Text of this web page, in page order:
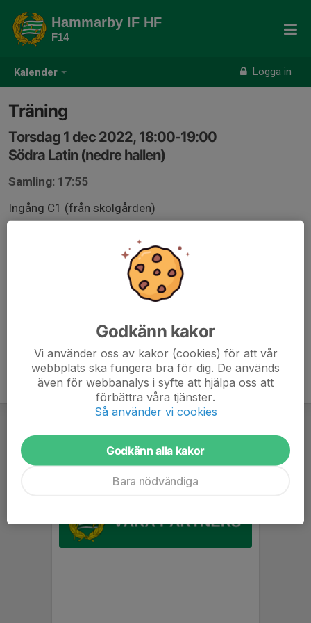
Kalender Logga in
Hammarby IF HF
F14
Träning
Torsdag 1 dec 2022, 18:00-19:00
Södra Latin (nedre hallen)
Samling: 17:55
Ingång C1 (från skolgården)
Godkänn kakor
Vi använder oss av kakor (cookies) för att vår
webbplats ska fungera bra för dig. De används
även för webbanalys i syfte att hjälpa oss att
förbättra våra tjänster.
Så använder vi cookies
Godkänn alla kakor
Bara nödvändiga